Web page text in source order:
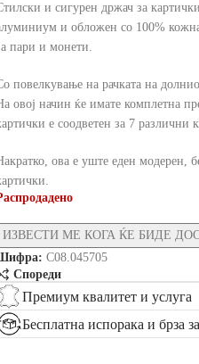
и сигурен држач за
и обложен со 100%
пари и монети.
повелкување на рачката на
овој начин ќе имате комплетна
е соодветен за 7 различни
ова е уште еден модерен,
C08.045705
Спореди
Премиум квалитет и услуга
Бесплатна испорака и брза